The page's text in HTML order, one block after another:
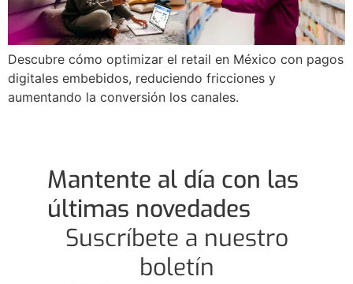
Descubre cómo optimizar el retail en México con pagos
digitales embebidos, reduciendo fricciones y
aumentando la conversión los canales.
Mantente al día con las
últimas novedades
Suscríbete a nuestro
boletín